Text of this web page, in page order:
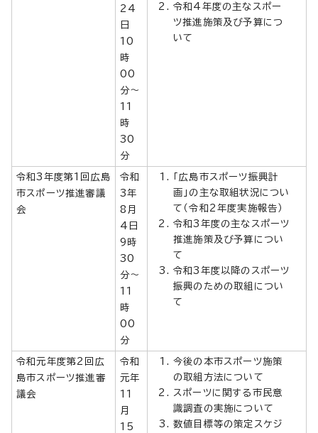
24
日
10
時
00
分～
11
時
30
分
令和4年度の主なスポー
ツ推進施策及び予算につ
いて
令和3年度第1回広島
市スポーツ推進審議
会
令和
3年
8月
4日
9時
30
分～
11
時
00
分
「広島市スポーツ振興計
画」の主な取組状況につい
て（令和2年度実施報告）
令和3年度の主なスポーツ
推進施策及び予算につい
て
令和3年度以降のスポーツ
振興のための取組につい
て
令和元年度第2回広
島市スポーツ推進審
議会
令和
元年
11
月
15
今後の本市スポーツ施策
の取組方法について
スポーツに関する市民意
識調査の実施について
数値目標等の策定スケジ